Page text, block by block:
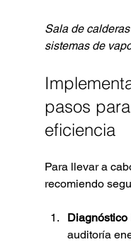
Sala de
sistemas de
pasos
eficiencia
Para llevar a
recomiendo
Diagnóstico
auditoría